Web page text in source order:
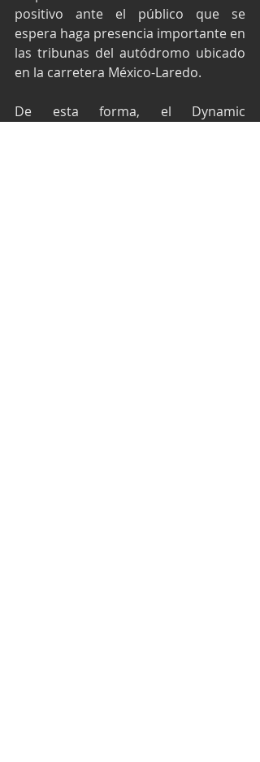
positivo ante el público que se
espera haga presencia importante en
las tribunas del autódromo ubicado
en la carretera México-Laredo.
De esta forma, el Dynamic